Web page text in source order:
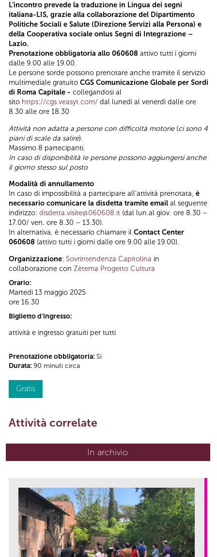
L’incontro prevede la traduzione in Lingua dei segni
italiana-LIS, grazie alla collaborazione del Dipartimento
Politiche Sociali e Salute (Direzione Servizi alla Persona) e
della Cooperativa sociale onlus Segni di Integrazione –
Lazio.
Prenotazione obbligatoria allo 060608 attivo tutti i giorni
dalle 9.00 alle 19.00.
Le persone sorde possono prenotare anche tramite il servizio
multimediale gratuito CGS Comunicazione Globale per Sordi
di Roma Capitale - collegandosi al
sito https://cgs.veasyt.com/ dal lunedì al venerdì dalle ore
8.30 alle ore 18.30
Attività non adatta a persone con difficoltà motorie(ci sono 4
piani di scale da salire).
Massimo 8 partecipanti.
In caso di disponibilità le persone possono aggiungersi anche
il giorno stesso sul posto
Modalità di annullamento
In caso di impossibilità a partecipare all’attività prenotata, è
necessario comunicare la disdetta tramite email al seguente
indirizzo: disdetta.visite@060608.it (dal lun.al giov. ore 8.30 –
17.00/ ven. ore 8.30 – 13.30).
In alternativa, è necessario chiamare il Contact Center
060608 (attivo tutti i giorni dalle ore 9.00 alle 19.00).
Organizzazione: Sovrintendenza Capitolina in
collaborazione con Zètema Progetto Cultura
Orario:
Martedì 13 maggio 2025
ore 16.30
Biglietto d'ingresso:
attività e ingresso gratuiti per tutti
Prenotazione obbligatoria: Sì
Durata: 90 minuti circa
Gratis
Attività correlate
In archivio